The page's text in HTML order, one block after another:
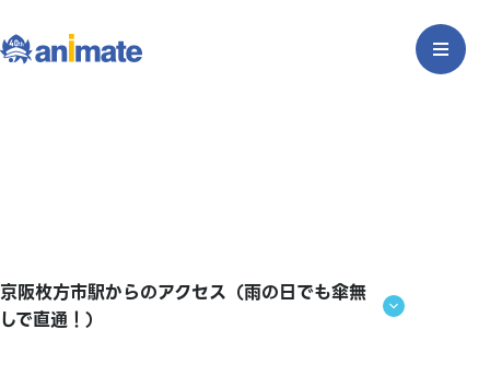
京阪枚方市駅からのアクセス（雨の日でも傘無
しで直通！）